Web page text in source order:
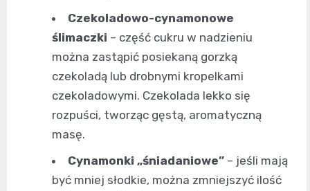
Czekoladowo-cynamonowe
ślimaczki – część cukru w nadzieniu
można zastąpić posiekaną gorzką
czekoladą lub drobnymi kropelkami
czekoladowymi. Czekolada lekko się
rozpuści, tworząc gęstą, aromatyczną
masę.
Cynamonki „śniadaniowe” – jeśli mają
być mniej słodkie, można zmniejszyć ilość